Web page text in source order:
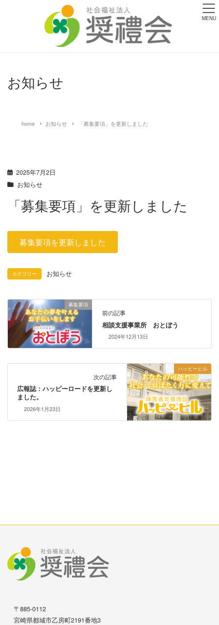
お知らせ
home お知らせ 「募集要項」を更新しました
2025年7月2日
お知らせ
「募集要項」を更新しました
募集要項を更新しました
カテゴリー お知らせ
募集要項
前の記事
相談支援事業所 おとぼう
2024年12月13日
ハッピーヒル
次の記事
広報誌：ハッピーロードを更新し
ました。
2026年1月23日
〒885-0112
宮崎県都城市乙房町2191番地3
MENU